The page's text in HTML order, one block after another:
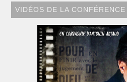
VIDÉOS DE LA CONFÉRENCE